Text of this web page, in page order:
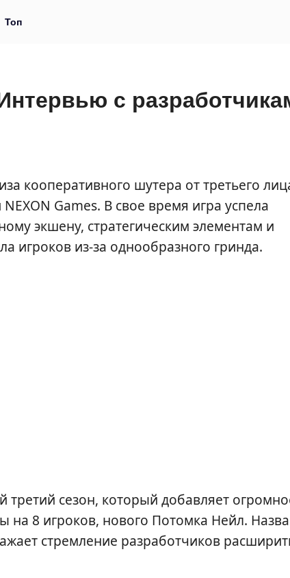
Топ
с
кооперативного шутера от третьего
Games. В свое время игра успела
экшену, стратегическим элементам и
игроков из-за однообразного гринда.
сезон, который добавляет
на 8 игроков, нового Потомка Нейл.
стремление разработчиков